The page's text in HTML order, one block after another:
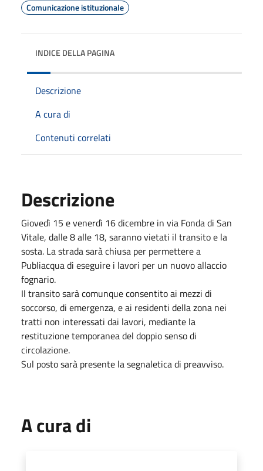
Comunicazione istituzionale
INDICE DELLA PAGINA
Descrizione
A cura di
Contenuti correlati
Descrizione
Giovedì 15 e venerdì 16 dicembre in via Fonda di San
Vitale, dalle 8 alle 18, saranno vietati il transito e la
sosta. La strada sarà chiusa per permettere a
Publiacqua di eseguire i lavori per un nuovo allaccio
fognario.
Il transito sarà comunque consentito ai mezzi di
soccorso, di emergenza, e ai residenti della zona nei
tratti non interessati dai lavori, mediante la
restituzione temporanea del doppio senso di
circolazione.
Sul posto sarà presente la segnaletica di preavviso.
A cura di